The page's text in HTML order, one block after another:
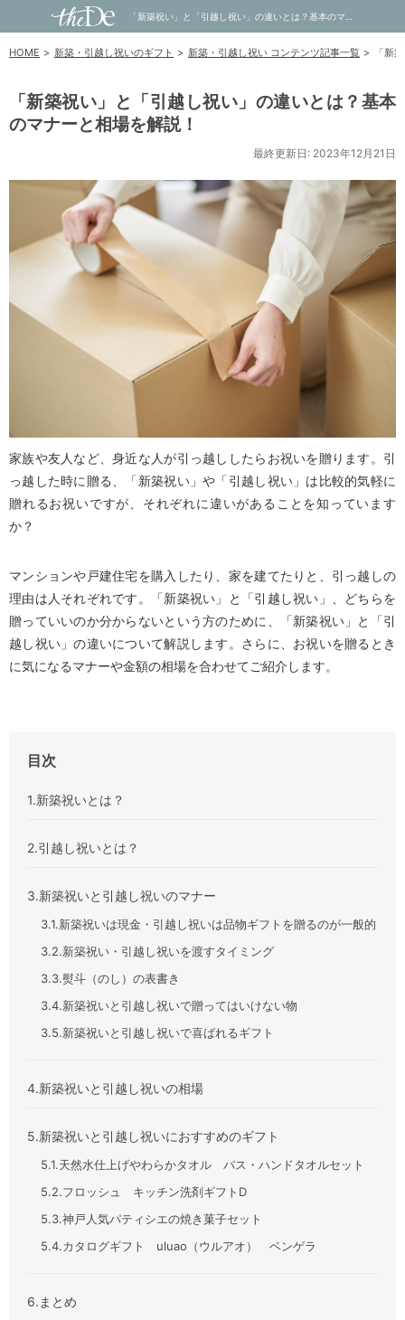
HOME 新築・引越し祝いのギフト 新築・引越し祝い コンテンツ記事一覧 「新
「新築祝い」と「引越し祝い」の違いとは？基本
のマナーと相場を解説！
最終更新日: 2023年12月21日
家族や友人など、身近な人が引っ越ししたらお祝いを贈ります。引
っ越した時に贈る、「新築祝い」や「引越し祝い」は比較的気軽に
贈れるお祝いですが、それぞれに違いがあることを知っています
か？
マンションや戸建住宅を購入したり、家を建てたりと、引っ越しの
理由は人それぞれです。「新築祝い」と「引越し祝い」、どちらを
贈っていいのか分からないという方のために、「新築祝い」と「引
越し祝い」の違いについて解説します。さらに、お祝いを贈るとき
に気になるマナーや金額の相場を合わせてご紹介します。
目次
1.新築祝いとは？
2.引越し祝いとは？
3.新築祝いと引越し祝いのマナー
3.1.新築祝いは現金・引越し祝いは品物ギフトを贈るのが一般的
3.2.新築祝い・引越し祝いを渡すタイミング
3.3.熨斗（のし）の表書き
3.4.新築祝いと引越し祝いで贈ってはいけない物
3.5.新築祝いと引越し祝いで喜ばれるギフト
4.新築祝いと引越し祝いの相場
5.新築祝いと引越し祝いにおすすめのギフト
5.1.天然水仕上げやわらかタオル バス・ハンドタオルセット
5.2.フロッシュ キッチン洗剤ギフトD
5.3.神戸人気パティシエの焼き菓子セット
5.4.カタログギフト uluao（ウルアオ） ベンゲラ
6.まとめ